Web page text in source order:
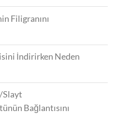
Filigranını
İndirirken Neden
Slayt
Bağlantısını